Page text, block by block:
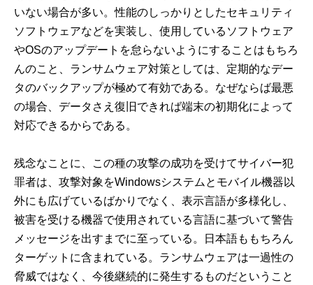
いない場合が多い。性能のしっかりとしたセキュリティ
ソフトウェアなどを実装し、使用しているソフトウェア
やOSのアップデートを怠らないようにすることはもちろ
んのこと、ランサムウェア対策としては、定期的なデー
タのバックアップが極めて有効である。なぜならば最悪
の場合、データさえ復旧できれば端末の初期化によって
対応できるからである。
残念なことに、この種の攻撃の成功を受けてサイバー犯
罪者は、攻撃対象をWindowsシステムとモバイル機器以
外にも広げているばかりでなく、表示言語が多様化し、
被害を受ける機器で使用されている言語に基づいて警告
メッセージを出すまでに至っている。日本語ももちろん
ターゲットに含まれている。ランサムウェアは一過性の
脅威ではなく、今後継続的に発生するものだということ